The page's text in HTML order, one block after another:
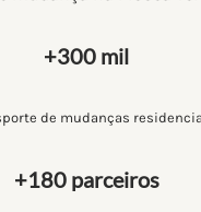
+300 mil
de mudanças
+180 parceiros